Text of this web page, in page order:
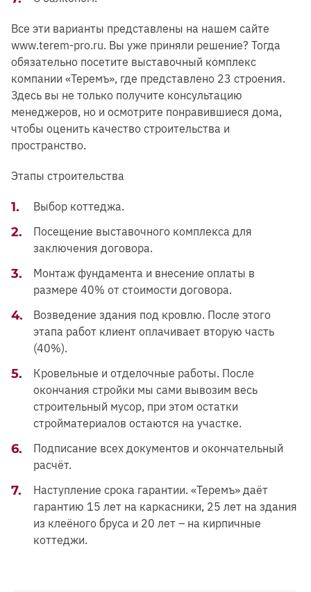
Все эти варианты представлены на нашем сайте
www.terem-pro.ru. Вы уже приняли решение? Тогда
обязательно посетите выставочный комплекс
компании «Теремъ», где представлено 23 строения.
Здесь вы не только получите консультацию
менеджеров, но и осмотрите понравившиеся дома,
чтобы оценить качество строительства и
пространство.
Этапы строительства
Выбор коттеджа.
Посещение выставочного комплекса для
заключения договора.
Монтаж фундамента и внесение оплаты в
размере 40% от стоимости договора.
Возведение здания под кровлю. После этого
этапа работ клиент оплачивает вторую часть
(40%).
Кровельные и отделочные работы. После
окончания стройки мы сами вывозим весь
строительный мусор, при этом остатки
стройматериалов остаются на участке.
Подписание всех документов и окончательный
расчёт.
Наступление срока гарантии. «Теремъ» даёт
гарантию 15 лет на каркасники, 25 лет на здания
из клеёного бруса и 20 лет – на кирпичные
коттеджи.